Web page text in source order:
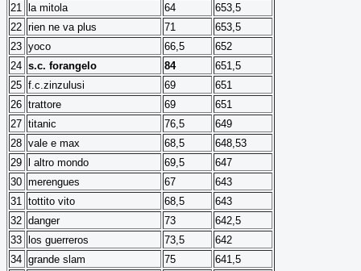
21
la mitola 64
653,5
22 rien ne va plus 71
653,5
23 yoco 66,5
652
24 s.c. forangelo 84
651,5
25 f.c.zinzulusi 69
651
26 trattore 69
651
27 titanic 76,5
649
28 vale e max 68,5
648,53
29
l altro mondo 69,5
647
30 merengues 67
643
31
tottito vito 68,5
643
32 danger 73
642,5
33
los guerreros 73,5
642
34 grande slam 75
641,5